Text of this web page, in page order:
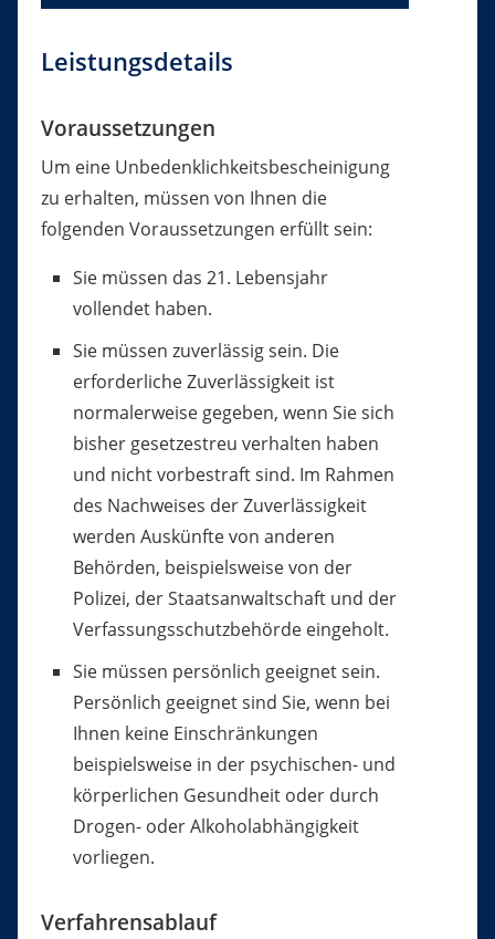
Leistungsdetails
Voraussetzungen
Um eine Unbedenklichkeitsbescheinigung
zu erhalten, müssen von Ihnen die
folgenden Voraussetzungen erfüllt sein:
Sie müssen das 21. Lebensjahr
vollendet haben.
Sie müssen zuverlässig sein. Die
erforderliche Zuverlässigkeit ist
normalerweise gegeben, wenn Sie sich
bisher gesetzestreu verhalten haben
und nicht vorbestraft sind. Im Rahmen
des Nachweises der Zuverlässigkeit
werden Auskünfte von anderen
Behörden, beispielsweise von der
Polizei, der Staatsanwaltschaft und der
Verfassungsschutzbehörde eingeholt.
Sie müssen persönlich geeignet sein.
Persönlich geeignet sind Sie, wenn bei
Ihnen keine Einschränkungen
beispielsweise in der psychischen- und
körperlichen Gesundheit oder durch
Drogen- oder Alkoholabhängigkeit
vorliegen.
Verfahrensablauf